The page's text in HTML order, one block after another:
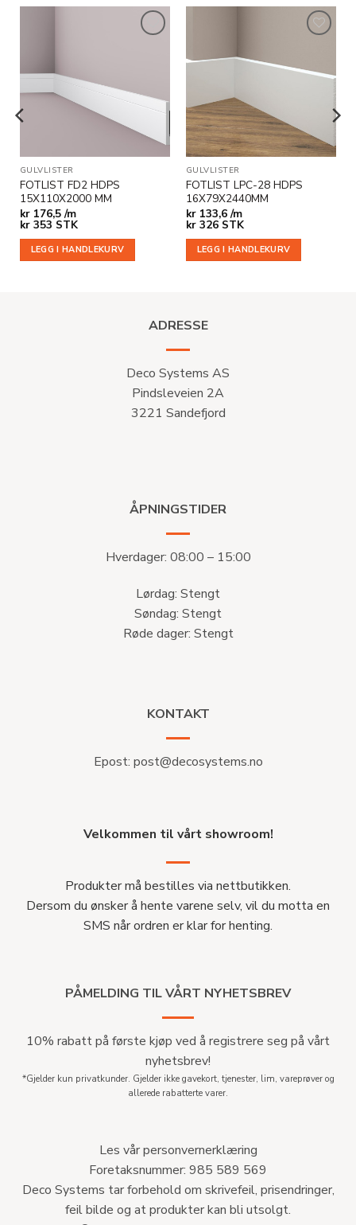
GULVLISTER
FOTLIST FD2 HDPS
15X110X2000 MM
kr176,5 /m
kr353 STK
LEGG I HANDLEKURV
i
GULVLISTER
FOTLIST LPC-28 HDPS
16X79X2440MM
kr133,6 /m
kr326 STK
LEGG I HANDLEKURV
ADRESSE
Deco Systems AS
Pindsleveien 2A
3221 Sandefjord
ÅPNINGSTIDER
Hverdager: 08:00 – 15:00
Lørdag: Stengt
Søndag: Stengt
Røde dager: Stengt
KONTAKT
Epost: post@decosystems.no
Velkommen til vårt showroom!
Produkter må bestilles via nettbutikken.
Dersom du ønsker å hente varene selv, vil du motta en
SMS når ordren er klar for henting.
PÅMELDING TIL VÅRT NYHETSBREV
10% rabatt på første kjøp ved å registrere seg på vårt
nyhetsbrev!
*Gjelder kun privatkunder. Gjelder ikke gavekort, tjenester, lim, vareprøver og
allerede rabatterte varer.
Les vår personvernerklæring
Foretaksnummer: 985 589 569
Deco Systems tar forbehold om skrivefeil, prisendringer,
feil bilde og at produkter kan bli utsolgt.